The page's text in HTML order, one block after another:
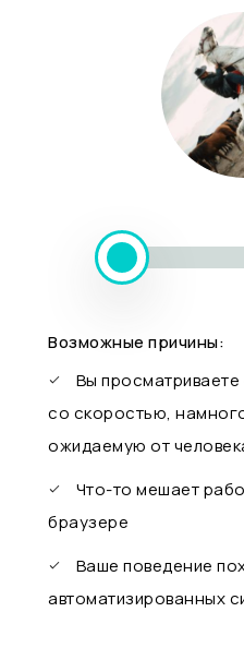
Возможные причины:
Вы просматриваете
со скоростью,
ожидаемую от
Что-то мешает
браузере
Ваше поведение
автоматизированных